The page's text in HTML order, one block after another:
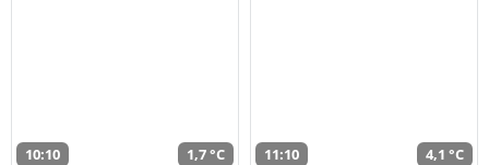
10:10 1,7 °C 11:10 4,1 °C